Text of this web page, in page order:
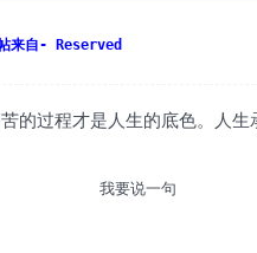
来自- Reserved
的过程才是人生的底色。人
我要说一句